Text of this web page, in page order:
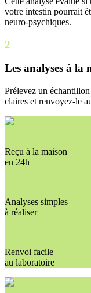
votre intestin pourrait
neuro-psychiques.
2
Les analyses à la
Prélevez un
claires et renvoyez-le
Reçu à la maison
en 24h
Analyses simples
à réaliser
Renvoi facile
au laboratoire